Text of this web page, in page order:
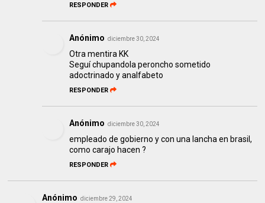
RESPONDER
Anónimo diciembre 30, 2024
Otra mentira KK
Seguí chupandola peroncho sometido
adoctrinado y analfabeto
RESPONDER
Anónimo diciembre 30, 2024
empleado de gobierno y con una lancha en brasil,
como carajo hacen ?
RESPONDER
Anónimo diciembre 29, 2024